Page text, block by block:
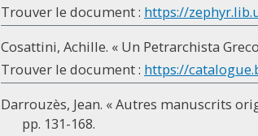
Trouver le document : https://
Cosattini, Achille. « Un Petrarchista
Trouver le document : https://
Darrouzès, Jean. « Autres manuscrits
pp. 131-168.